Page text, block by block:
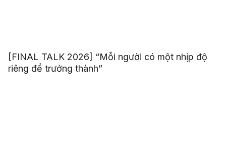
[FINAL TALK 2026] “Mỗi người có một nhịp độ
riêng để trưởng thành”